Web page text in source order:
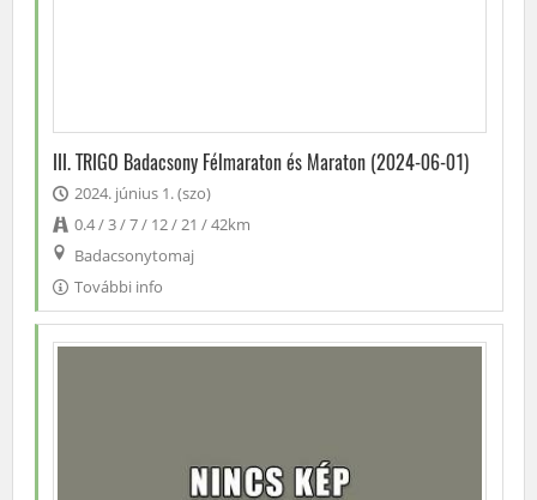
III. TRIGO Badacsony Félmaraton és Maraton (2024-06-01)
2024. június 1. (szo)
0.4 / 3 / 7 / 12 / 21 / 42km
Badacsonytomaj
További info